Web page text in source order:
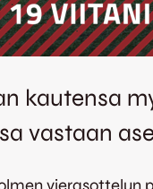
kautensa
vastaan